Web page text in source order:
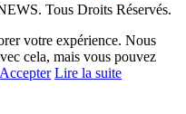
Tous Droits Réservés.
votre expérience. Nous
cela, mais vous pouvez
Accepter Lire la suite